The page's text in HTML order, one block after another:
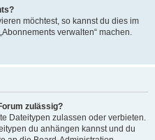
möchtest, so kannst du dies im
verwalten“ machen.
zulässig?
Dateitypen zulassen oder verbieten.
du anhängen kannst und du